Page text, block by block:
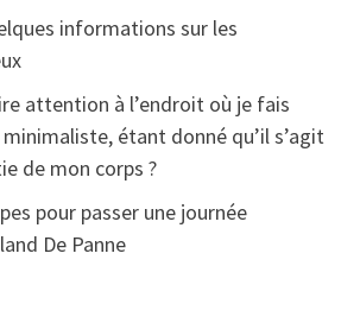
informations sur les
attention à l’endroit où je fais
étant donné qu’il s’agit
de mon corps ?
pour passer une journée
De Panne